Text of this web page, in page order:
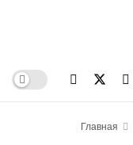
Главная